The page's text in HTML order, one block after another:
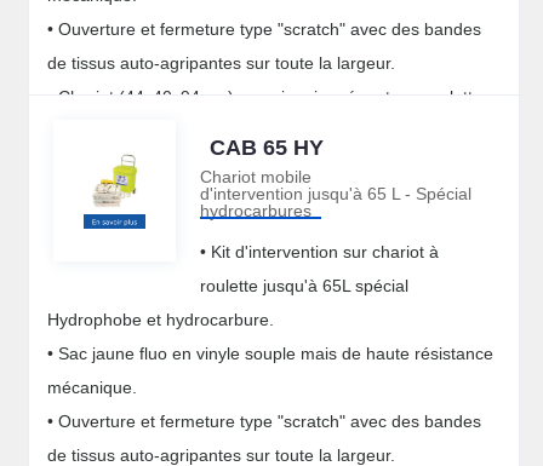
• Ouverture et fermeture type "scratch" avec des bandes
de tissus auto-agripantes sur toute la largeur.
• Chariot (44x40x94 cm) en acier zingué mat sur roulettes
CAB 65 HY
Chariot mobile
d'intervention jusqu'à 65 L - Spécial
hydrocarbures
• Kit d'intervention sur chariot à
roulette jusqu'à 65L spécial
Hydrophobe et hydrocarbure.
• Sac jaune fluo en vinyle souple mais de haute résistance
mécanique.
• Ouverture et fermeture type "scratch" avec des bandes
de tissus auto-agripantes sur toute la largeur.